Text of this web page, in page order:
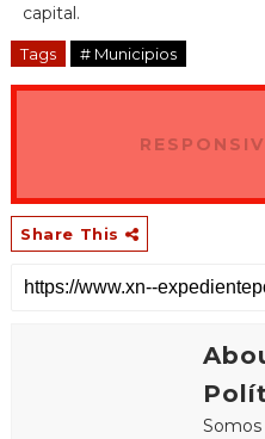
capital.
Tags # Municipios
Share This